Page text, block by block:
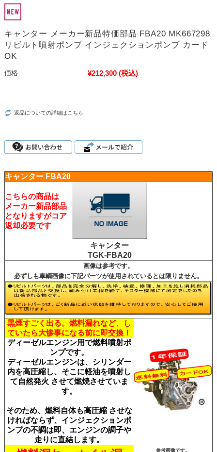
キャンター メーカー新品特価部品 FBA20 MK667298
リビルト噴射ポンプ インジェクションポンプ カード
OK
価格: ¥212,300 (税込)
返品についての詳細はこちら
キャンター FBA20
こちらの商品は
メーカー新品部品
となりますがコア
返却必要です
キャンター
TGK-FBA20
画像は参考です。
必ずしも車輌画像に下記パーツが使用されているとは限りません。
黒煙すごく出る。燃料漏れなど、し
ていたら大惨事になる前に即交換！
ディーゼルエンジン用で燃料噴射ポ
ンプです。
ディーゼルエンジンは、シリンダー
内を高圧縮し、そこに軽油を噴射し
て自然発火 させて燃焼させていま
す。
そのため、燃料自体も高圧縮 させな
ければならず、インジェクションポ
ンプの不調は即、エンジンの調子や
走りに直結します。
参考画像です。